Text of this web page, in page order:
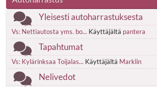
Yleisesti autoharrastuksesta
Vs: Nettiautosta yms. bo... Käyttäjältä pantera
Tapahtumat
Vs: Kylärinksaa Toijalas... Käyttäjältä Marklin
Nelivedot